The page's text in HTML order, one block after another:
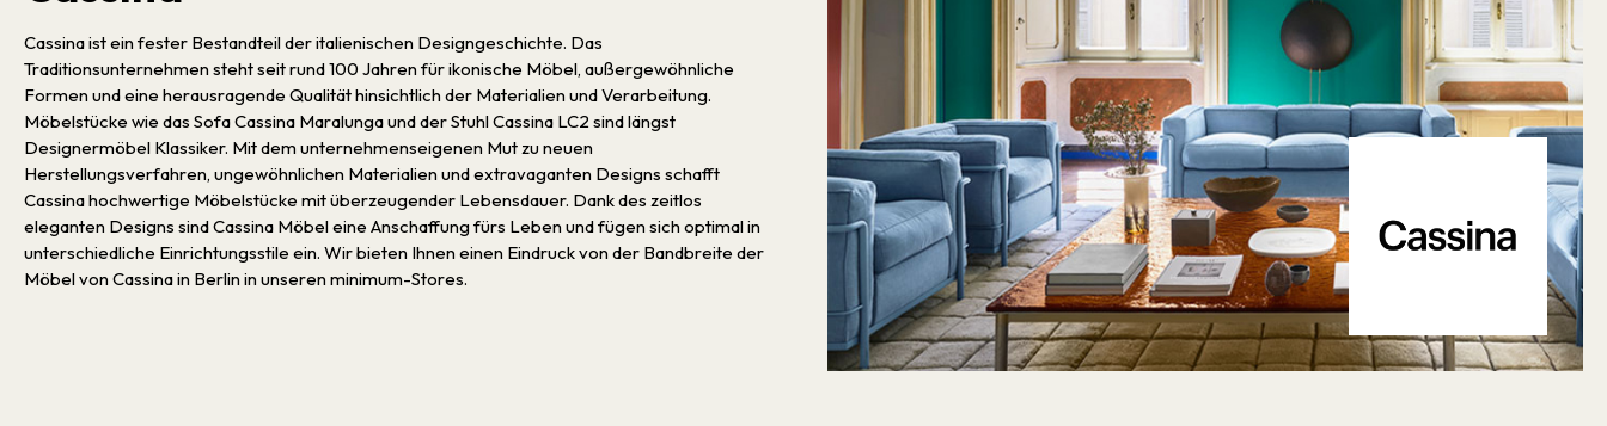
Cassina ist ein fester Bestandteil der italienischen Designgeschichte. Das
Traditionsunternehmen steht seit rund 100 Jahren für ikonische Möbel, außergewöhnliche
Formen und eine herausragende Qualität hinsichtlich der Materialien und Verarbeitung.
Möbelstücke wie das Sofa Cassina Maralunga und der Stuhl Cassina LC2 sind längst
Designermöbel Klassiker. Mit dem unternehmenseigenen Mut zu neuen
Herstellungsverfahren, ungewöhnlichen Materialien und extravaganten Designs schafft
Cassina hochwertige Möbelstücke mit überzeugender Lebensdauer. Dank des zeitlos
eleganten Designs sind Cassina Möbel eine Anschaffung fürs Leben und fügen sich optimal in
unterschiedliche Einrichtungsstile ein. Wir bieten Ihnen einen Eindruck von der Bandbreite der
Möbel von Cassina in Berlin in unseren minimum-Stores.